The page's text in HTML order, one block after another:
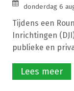
donderdag 6
Tijdens een
Inrichtingen
publieke en
Lees meer